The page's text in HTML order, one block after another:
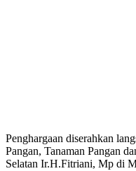
Penghargaan diserahkan
Pangan, Tanaman Pangan
Selatan Ir.H.Fitriani, Mp di